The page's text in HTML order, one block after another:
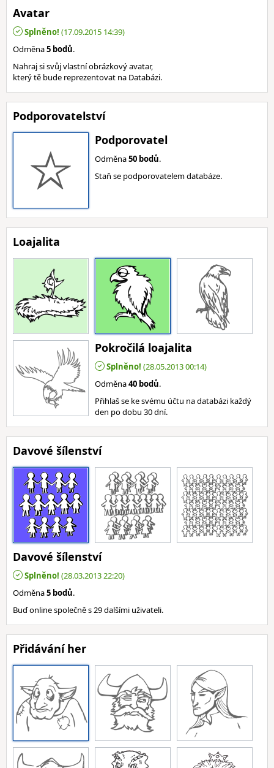
Avatar
Splněno! (17.09.2015 14:39)
Odměna5 bodů.
Nahraj si svůj vlastní obrázkový avatar,
který tě bude reprezentovat na Databázi.
Podporovatelství
Podporovatel
Odměna50 bodů.
Staň se podporovatelem databáze.
Loajalita
Pokročilá loajalita
Splněno! (28.05.2013 00:14)
Odměna40 bodů.
Přihlaš se ke svému účtu na databázi každý
den po dobu 30 dní.
Davové šílenství
Davové šílenství
Splněno! (28.03.2013 22:20)
Odměna5 bodů.
Buď online společně s 29 dalšími uživateli.
Přidávání her